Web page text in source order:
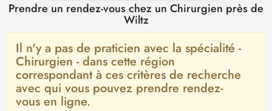
Prendre un rendez-vous chez un Chirurgien près de
Wiltz
Il n'y a pas de praticien avec la spécialité -
Chirurgien - dans cette région
correspondant à ces critères de recherche
avec qui vous pouvez prendre rendez-
vous en ligne.